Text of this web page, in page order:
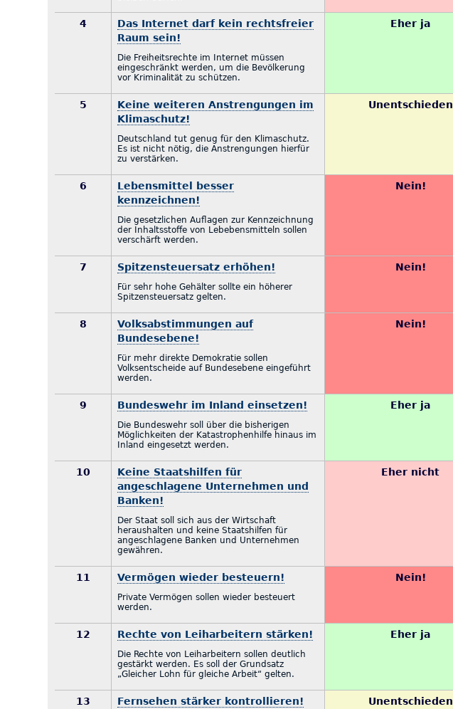
4
Das Internet darf kein rechtsfreier
Raum sein!
Die Freiheitsrechte im Internet müssen
eingeschränkt werden, um die Bevölkerung
vor Kriminalität zu schützen.
Eher ja
5
Keine weiteren Anstrengungen im
Klimaschutz!
Deutschland tut genug für den Klimaschutz.
Es ist nicht nötig, die Anstrengungen hierfür
zu verstärken.
Unentschieden
6
Lebensmittel besser
kennzeichnen!
Die gesetzlichen Auflagen zur Kennzeichnung
der Inhaltsstoffe von Lebebensmitteln sollen
verschärft werden.
Nein!
7 Spitzensteuersatz erhöhen!
Für sehr hohe Gehälter sollte ein höherer
Spitzensteuersatz gelten.
Nein!
8
Volksabstimmungen auf
Bundesebene!
Für mehr direkte Demokratie sollen
Volksentscheide auf Bundesebene eingeführt
werden.
Nein!
9 Bundeswehr im Inland einsetzen!
Die Bundeswehr soll über die bisherigen
Möglichkeiten der Katastrophenhilfe hinaus im
Inland eingesetzt werden.
Eher ja
10
Keine Staatshilfen für
angeschlagene Unternehmen und
Banken!
Der Staat soll sich aus der Wirtschaft
heraushalten und keine Staatshilfen für
angeschlagene Banken und Unternehmen
gewähren.
Eher nicht
11 Vermögen wieder besteuern!
Private Vermögen sollen wieder besteuert
werden.
Nein!
12 Rechte von Leiharbeitern stärken!
Die Rechte von Leiharbeitern sollen deutlich
gestärkt werden. Es soll der Grundsatz
„Gleicher Lohn für gleiche Arbeit“ gelten.
Eher ja
13 Fernsehen stärker kontrollieren! Unentschieden